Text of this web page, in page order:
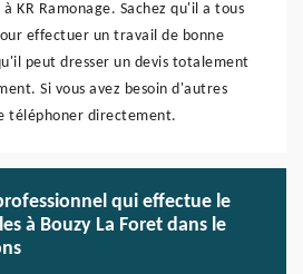
KR Ramonage. Sachez qu'il a tous
effectuer un travail de bonne
peut dresser un devis totalement
Si vous avez besoin d'autres
téléphoner directement.
qui effectue le
à Bouzy La Foret dans le